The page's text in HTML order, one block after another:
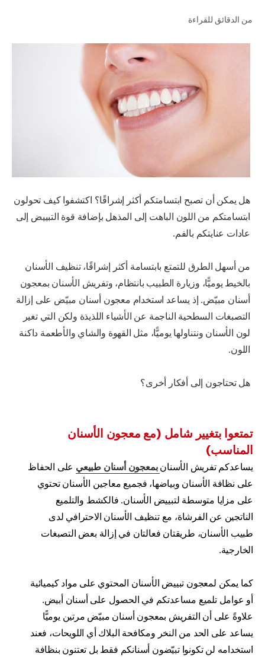
الولايات المتحدة (الإنجليزية)
من الدقائق للقراءة
هل يمكن أن تصبح ابتسامتكم أكثر إشراقًا؟ اكتشفوا كيف تحولون
ابتسامتكم من اللون الباهت إلى المذهل بإضافة قوة التبييض إلى
عادات عنايتكم بالفم.
من أسهل الطرق للتمتع بابتسامة أكثر إشراقًا، تنظيف الأسنان
بالخيط يوميًّا، وزيارة الطبيب بانتظام، وتفريش الأسنان بمعجون
أسنان مبيّض. إذ يساعد استخدام معجون أسنان مبيّض على إزالة
التصبغات السطحية الناجمة عن الأشياء اللذيذة ولكن التي تغير
لون الأسنان ونتناولها يوميًّا، مثل القهوة والشاي والأطعمة داكنة
اللون.
هل تحتاجون إلى أفكار أخرى؟
تمتعوا بتغيير شامل (مع معجون الأسنان
المناسب)
يساعدكم تفريش الأسنانبمعجون أسنان طبيعي على الحفاظ
على نظافة الأسنان وبياضها، فجميع معاجين الأسنان تحتوي
على مزايا متوسطة لتبييض الأسنان. فالكشط والتلميع
الناتجين عن الفرشاة، مع تنظيف الأسنان الاحترافي لدى
طبيب الأسنان، طريقتان فعالتان في إزالة بعض التصبغات
الخارجية.
كما يمكن لمعجون تبييض الأسنان المحتوي على مواد كيميائية
أو عوامل تلميع مساعدتكم في الحصول على أسنان أبيض.
علاوةً على أن التفريش بمعجون أسنان مبيّض مرتين يوميًّا
يساعد على الحد من النخر ومكافحة البلاك أي اللويحات، فعند
استخدامه لن تكونوا تبيّضون أسنانكم فقط بل تعتنون بنظافة